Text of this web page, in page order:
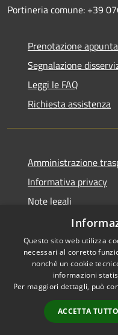
Portineria comune: +39
Prenotazione
Segnalazione
Leggi le FAQ
Richiesta assistenza
Amministrazione
Informativa privacy
Note legali
Dichiarazione di
RSS
Accessibilità
Questo sito web utilizza
necessari al corretto
nonché un cookie
informazioni
Per maggiori dettagli, può
ACCETTA TUTTO